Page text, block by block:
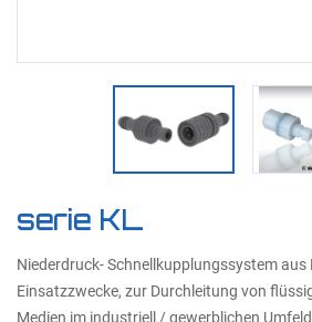
serie KL
Niederdruck- Schnellkupplungssystem
Einsatzzwecke, zur Durchleitung von
Medien im industriell / gewerblichen